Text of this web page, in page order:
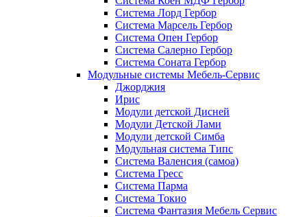
Система Лорд Гербор
Система Марсель Гербор
Система Опен Гербор
Система Салерно Гербор
Система Соната Гербор
Модульные системы Мебель-Сервис
Джорджия
Ирис
Модули детской Дисней
Модули Детской Лами
Модули детской Симба
Модульная система Типс
Система Валенсия (самоа)
Система Гресс
Система Парма
Система Токио
Система Фантазия Мебель Сервис